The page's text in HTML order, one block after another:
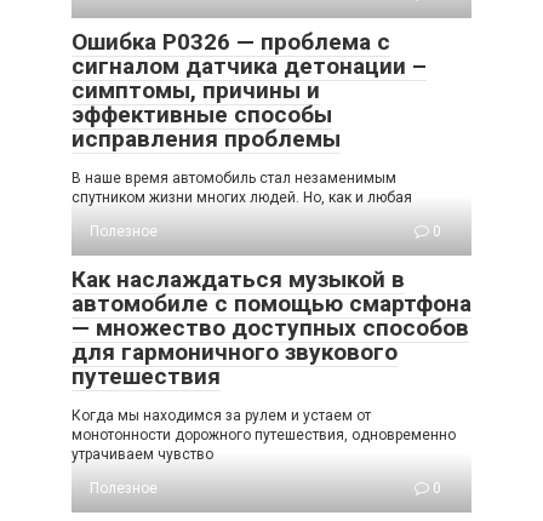
Ошибка P0326 — проблема с
сигналом датчика детонации –
симптомы, причины и
эффективные способы
исправления проблемы
В наше время автомобиль стал незаменимым
спутником жизни многих людей. Но, как и любая
Полезное
0
Как наслаждаться музыкой в
автомобиле с помощью смартфона
— множество доступных способов
для гармоничного звукового
путешествия
Когда мы находимся за рулем и устаем от
монотонности дорожного путешествия, одновременно
утрачиваем чувство
Полезное
0